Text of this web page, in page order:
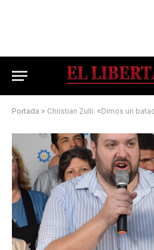
Portada » Christian Zulli: «Dimos un batacazo,